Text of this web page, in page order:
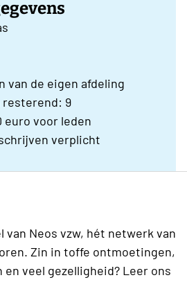
van de eigen afdeling
resterend: 9
euro voor leden
verplicht
van Neos vzw, hét netwerk van
Zin in toffe ontmoetingen,
veel gezelligheid? Leer ons